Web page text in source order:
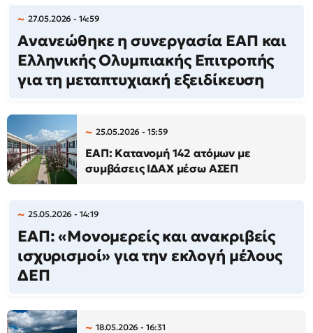
27.05.2026 - 14:59
Ανανεώθηκε η συνεργασία ΕΑΠ και
Ελληνικής Ολυμπιακής Επιτροπής
για τη μεταπτυχιακή εξειδίκευση
25.05.2026 - 15:59
ΕΑΠ: Κατανομή 142 ατόμων με
συμβάσεις ΙΔΑΧ μέσω ΑΣΕΠ
25.05.2026 - 14:19
ΕΑΠ: «Μονομερείς και ανακριβείς
ισχυρισμοί» για την εκλογή μέλους
ΔΕΠ
18.05.2026 - 16:31